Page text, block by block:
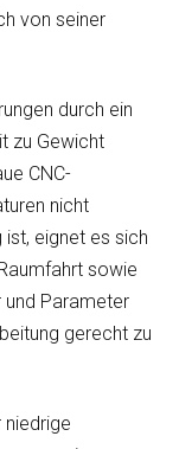
von seiner
durch ein
zu Gewicht
CNC-
nicht
eignet es sich
sowie
und Parameter
gerecht zu
niedrige